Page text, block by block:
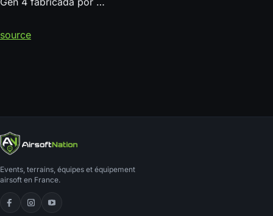
source
Events, terrains, équipes et équipement
airsoft en France.
Facebook
Instagram
YouTube